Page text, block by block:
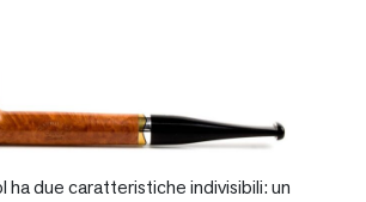
ha due caratteristiche indivisibili: un